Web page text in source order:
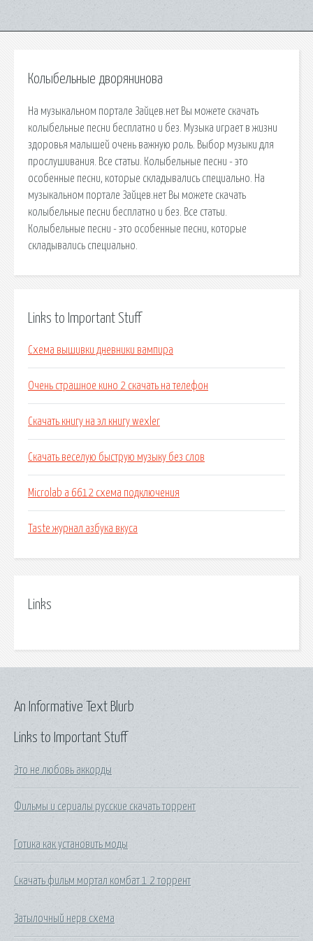
Колыбельные дворянинова
На музыкальном портале Зайцев.нет Вы можете скачать
колыбельные песни бесплатно и без. Музыка играет в жизни
здоровья малышей очень важную роль. Выбор музыки для
прослушивания. Все статьи. Колыбельные песни - это
особенные песни, которые складывались специально. На
музыкальном портале Зайцев.нет Вы можете скачать
колыбельные песни бесплатно и без. Все статьи.
Колыбельные песни - это особенные песни, которые
складывались специально.
Links to Important Stuff
Схема вышивки дневники вампира
Очень страшное кино 2 скачать на телефон
Скачать книгу на эл книгу wexler
Скачать веселую быструю музыку без слов
Microlab a 6612 схема подключения
Taste журнал азбука вкуса
Links
Links to Important Stuff
Это не любовь аккорды
Фильмы и сериалы русские скачать торрент
Готика как установить моды
Скачать фильм мортал комбат 1 2 торрент
Затылочный нерв схема
An Informative Text Blurb